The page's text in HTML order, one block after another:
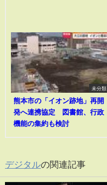
未分類
熊本市の「イオン跡地」再開
発へ連携協定 図書館、行政
機能の集約も検討
デジタルの関連記事